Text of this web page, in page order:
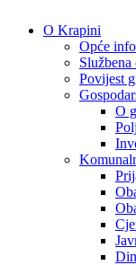
O Krapini
Opće
Povijest
O